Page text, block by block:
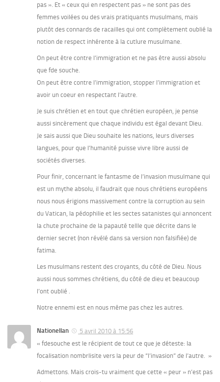
pas ». Et « ceux qui en respectent pas » ne sont pas des
femmes voilées ou des vrais pratiquants musulmans, mais
plutôt des connards de racailles qui ont complètement oublié la
notion de respect inhérente à la cutlure musulmane.
On peut être contre l’immigration et ne pas être aussi absolu
que fde souche.
On peut être contre l’immigration, stopper l’immigration et
avoir un coeur en respectant l’autre.
Je suis chrétien et en tout que chrétien européen, je pense
aussi sincèrement que chaque individu est égal devant Dieu.
Je sais aussi que Dieu souhaite les nations, leurs diverses
langues, pour que l’humanité puisse vivre libre aussi de
sociétés diverses.
Pour finir, concernant le fantasme de l’invasion musulmane qui
est un mythe absolu, il faudrait que nous chrétiens européens
nous nous érigions massivement contre la corruption au sein
du Vatican, la pédophilie et les sectes satanistes qui annoncent
la chute prochaine de la papauté tellle que décrite dans le
dernier secret (non révélé dans sa version non falsifiée) de
fatima.
Les musulmans restent des croyants, du côté de Dieu. Nous
aussi nous sommes chrétiens, du côté de dieu et beaucoup
l’ont oublié .
Notre ennemi est en nous même pas chez les autres.
Nationellan
5 avril 2010 à 15:56
« fdesouche est le récipient de tout ce que je déteste: la
focalisation nombrlisite vers la peur de “l’invasion” de l’autre. »
Admettons. Mais crois-tu vraiment que cette « peur » n’est pas